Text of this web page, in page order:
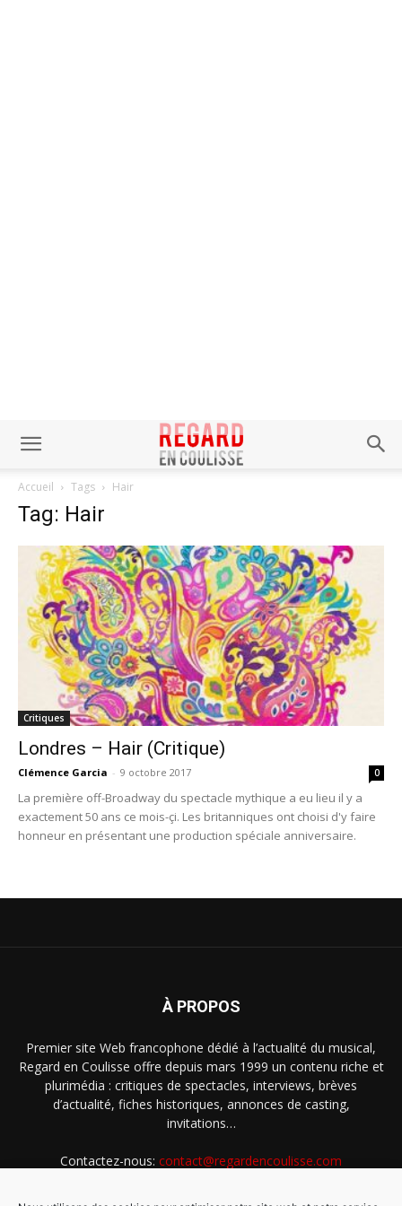
Accueil Tags Hair
Tag: Hair
Critiques
Londres – Hair (Critique)
Clémence Garcia - 9 octobre 2017 0
La première off-Broadway du spectacle mythique a eu lieu il y a
exactement 50 ans ce mois-çi. Les britanniques ont choisi d'y faire
honneur en présentant une production spéciale anniversaire.
À PROPOS
Premier site Web francophone dédié à l’actualité du musical,
Regard en Coulisse offre depuis mars 1999 un contenu riche et
plurimédia : critiques de spectacles, interviews, brèves
d’actualité, fiches historiques, annonces de casting,
invitations…
Contactez-nous: contact@regardencoulisse.com